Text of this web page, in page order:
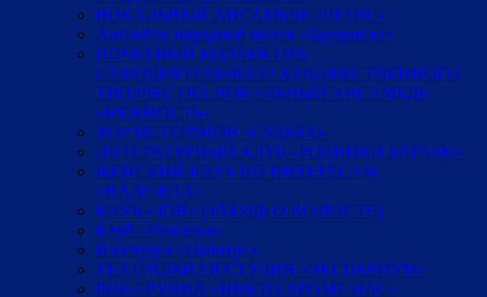
ВОКАЛЬНЫЙ АНСАМБЛЬ «ШАНС»
Ансамбль народной песни «Задоринка»
ПОЧЕТНЫЙ КОЛЛЕКТИВ
САМОДЕЯТЕЛЬНОГО ХУДОЖЕСТВЕННОГО
ТВОРЧЕСТВА ВОКАЛЬНЫЙ АНСАМБЛЬ
«НЕЖНОСТЬ»
ХОР ВЕТЕРАНОВ «СУДЬБА»
ЛИТЕРАТУРНЫЙ КЛУБ «РОДНИКИ БАРАБЫ»
ЖЕНСКИЙ КЛУБ ПО ИНТЕРЕСАМ
«НАДЕЖДА»
КЛУБ «ЗОВ» (ЗАБУДЬ О ВОЗРАСТЕ)
Клуб «Ромашка»
Изостудия «Палитра»
ТЕАТРАЛЬНАЯ СТУДИЯ «ЭКСПЕРИУМ»
РОК-ГРУППА «НИКТО КРОМЕ НАС»